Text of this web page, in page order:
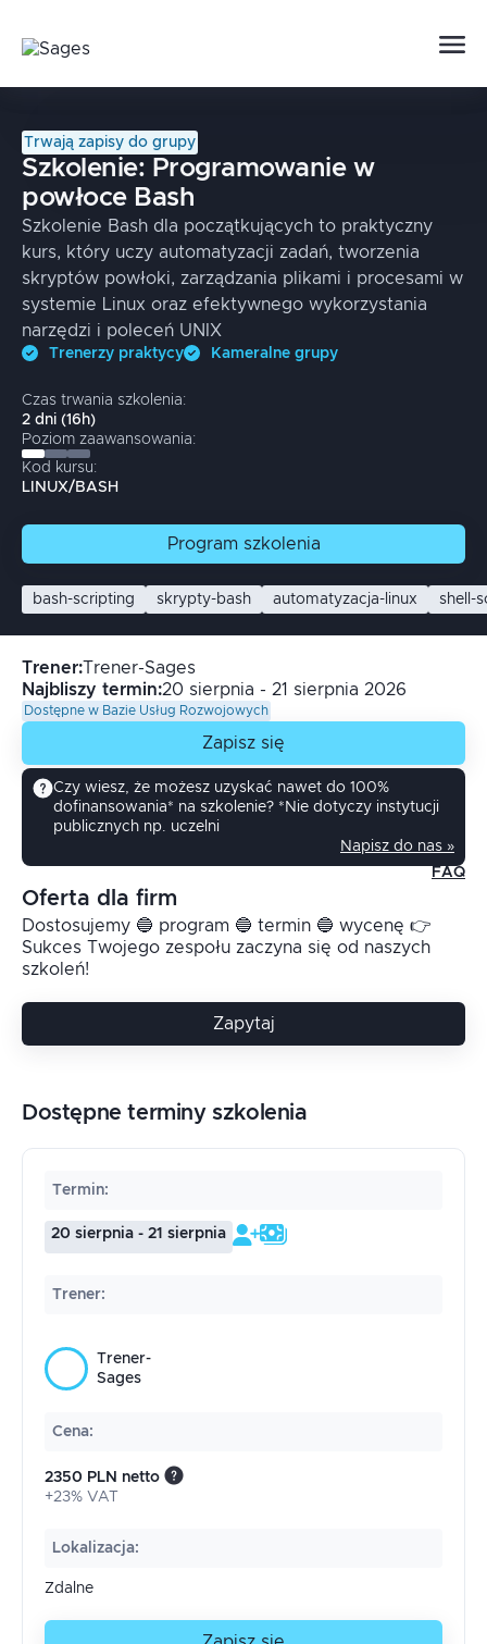
Trwają zapisy do grupy
Szkolenie: Programowanie w
powłoce Bash
Szkolenie Bash dla początkujących to praktyczny
kurs, który uczy automatyzacji zadań, tworzenia
skryptów powłoki, zarządzania plikami i procesami w
systemie Linux oraz efektywnego wykorzystania
narzędzi i poleceń UNIX
Trenerzy praktycy Kameralne grupy
Czas trwania szkolenia:
2 dni (16 h)
Poziom zaawansowania:
Kod kursu:
LINUX/BASH
Program szkolenia
bash-scripting skrypty-bash automatyzacja-linux shell-
Trener:Trener-Sages
Najbliszy termin:20 sierpnia - 21 sierpnia 2026
Dostępne w Bazie Usług Rozwojowych
Zapisz się
Czy wiesz, że możesz uzyskać nawet do 100%
dofinansowania* na szkolenie? *Nie dotyczy instytucji
publicznych np. uczelni
Napisz do nas »
FAQ
Oferta dla firm
Dostosujemy 🔵 program 🔵 termin 🔵 wycenę 👉
Sukces Twojego zespołu zaczyna się od naszych
szkoleń!
Zapytaj
Dostępne terminy szkolenia
Termin:
20 sierpnia - 21 sierpnia
Trener:
Trener-
Sages
Cena:
2350 PLN netto
+23% VAT
Lokalizacja:
Zdalne